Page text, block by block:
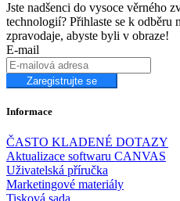
28 Hz - 24 000 Hz
POMĚR SIGNÁLU K ŠUMU
(Jmenovitý výkon)
100 Hz > 104 dB
1 KHz >103 dB
10 KHz >105 dB
THD+N
Jste nadšenci do vysoce věrného
technologií? Přihlaste se k
zpravodaje, abyste byli v obraze!
E-mail
Zaregistrujte se
Informace
ČASTO KLADENÉ DOTAZY
Aktualizace softwaru CANVAS
Uživatelská příručka
Marketingové materiály